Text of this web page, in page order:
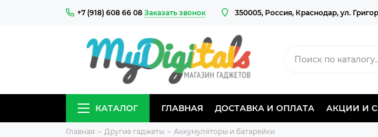
+7 (918) 608 66 08 Заказать звонок 350005, Россия, Краснодар, ул.
КАТАЛОГ ГЛАВНАЯ ДОСТАВКА И ОПЛАТА АКЦИИ И
Главная Другие гаджеты Аккумуляторы и батарейки